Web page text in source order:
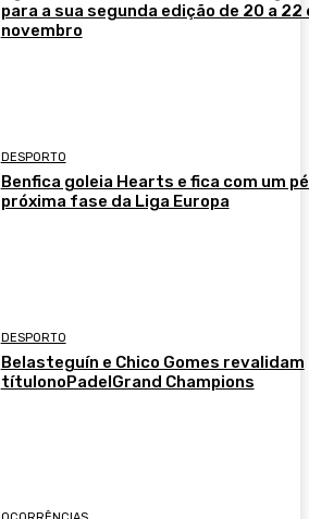
para a sua segunda edição de 20 a 22
novembro
DESPORTO
Benfica goleia Hearts e fica com um
próxima fase da Liga Europa
DESPORTO
Belasteguín e Chico Gomes revalidam
títulonoPadelGrand Champions